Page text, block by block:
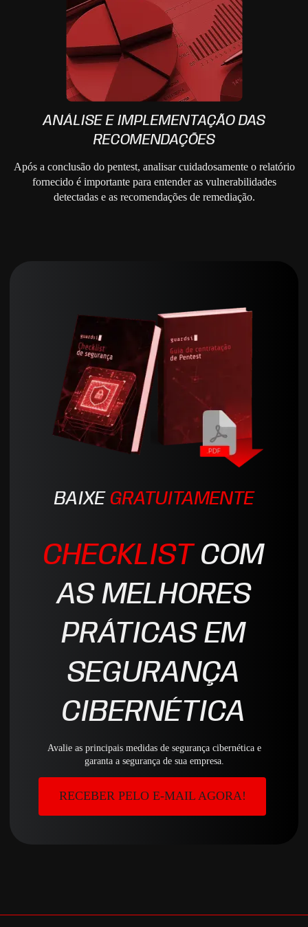
ANÁLISE E IMPLEMENTAÇÃO DAS
RECOMENDAÇÕES
Após a conclusão do pentest, analisar cuidadosamente o relatório
fornecido é importante para entender as vulnerabilidades
detectadas e as recomendações de remediação.
BAIXE GRATUITAMENTE
CHECKLISTCOM
AS MELHORES
PRÁTICAS EM
SEGURANÇA
CIBERNÉTICA
Avalie as principais medidas de segurança cibernética e
garanta a segurança de sua empresa.
RECEBER PELO E-MAIL AGORA!